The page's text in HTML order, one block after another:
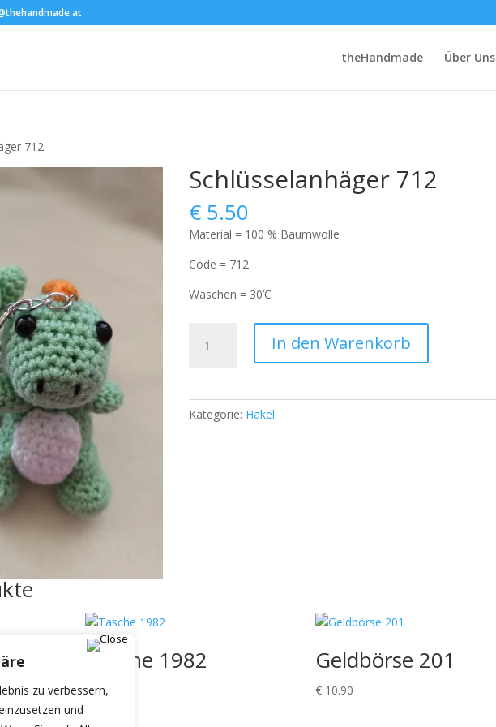
zu verbessern,
und
theHandmade Über Uns
712
Schlüsselanhäger 712
€ 5.50
Material = 100 % Baumwolle
Code = 712
Waschen = 30’C
712
In den Warenkorb
Kategorie: Häkel
Tasche 1982
€37.90
Geldbörse 201
€10.90